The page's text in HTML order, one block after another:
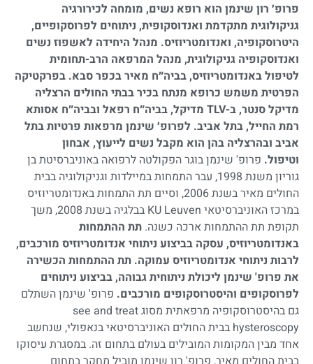
פרופ׳ רון שינמן הוא רופא נשים, מומחה לכירורגיה
גניקולוגית מתקדמת ואנדוסקופית, ניתוחים לפרוסקופיים,
היטרוסקופיה, ואנדומטריוזיס. מנהל היחידה לאשפוז נשים
ואנדוסקופיה גניקולוגית, מנהל המרפאה הרב-תחומית
לטיפול באנדומטריוזיס, בביה״ח מאיר בכפר סבא. בפרקטיקה
הפרטית משמש כרופא מנתח בכיר בבתי החולים הרצליה
מדיקל סנטר, ב-TLV מדיקל, בביה״ח רפאל ובביה״ח אסותא
רמת החייל, בתל אביב. לפרופ׳ שינמן מרפאות פרטיות בתל
אביב ובהרצליה בהן הוא מקבל נשים לייעוץ, אבחון
וטיפול. פרופ' שינמן בוגר הפקולטה לרפואה באוניברסיטת בן
גוריון משנת 1998, עבר התמחות במיילדות וגניקולוגיה בבית
החולים מאיר בשנת 2006, וסיים תת התמחות באנדומטריוזיס
במרכז האוניברסיטאי KU Leuven בבלגיה בשנת 2008, משך
תקופת תת ההתמחות ארכה כשנה. תת ההתמחות
באנדומטריוזיס, עסקה בביצוע ניתוחי אנדומטריוזיס מורכבים,
לרבות ניתוחי אנדומטריוזיס עמוקה. תת ההתמחות הכשירה
את פרופ' שינמן ליכולת ניתוחית גבוהה, בביצוע ניתוחים
לפרוסקופים והיסטרוסקופים מורכבים. פרופ' שינמן השתלם
גם בהיסטרוסקופיה מרפאתית מסוג see and treat
hysteroscopy בבית החולים האוניברסיטאי בנאפולי, שנחשב
אחד מבין המקומות המובילים בעולם בתחום זה. במסגרת עיסוקו